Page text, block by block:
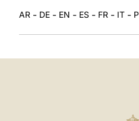
AR - DE - EN - ES - FR - IT -